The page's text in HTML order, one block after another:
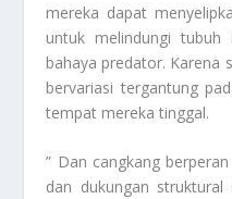
mereka dapat
untuk melindungi tubuh
bahaya predator. Karena
bervariasi tergantung
tempat mereka tinggal.
” Dan cangkang
dan dukungan